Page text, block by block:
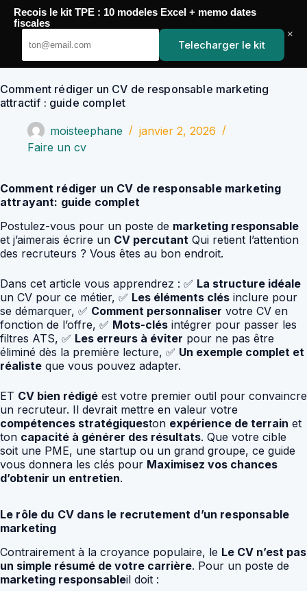
Passer
contenu
YoupiJobs
Comment rédiger un CV de responsable marketing
attractif : guide complet
moisteephane
janvier 2, 2026
Faire un cv
Comment rédiger un CV de responsable marketing
attrayant: guide complet
Postulez-vous pour un poste de marketing responsable
et j’aimerais écrire un CV percutant Qui retient l’attention
des recruteurs ? Vous êtes au bon endroit.
Dans cet article vous apprendrez : ✅ La structure idéale
un CV pour ce métier, ✅ Les éléments clés inclure pour
se démarquer, ✅ Comment personnaliser votre CV en
fonction de l’offre, ✅ Mots-clés intégrer pour passer les
filtres ATS, ✅ Les erreurs à éviter pour ne pas être
éliminé dès la première lecture, ✅ Un exemple complet et
réaliste que vous pouvez adapter.
ET CV bien rédigé est votre premier outil pour convaincre
un recruteur. Il devrait mettre en valeur votre
compétences stratégiqueston expérience de terrain et
ton capacité à générer des résultats. Que votre cible
soit une PME, une startup ou un grand groupe, ce guide
vous donnera les clés pour Maximisez vos chances
d’obtenir un entretien.
Le rôle du CV dans le recrutement d’un responsable
marketing
Contrairement à la croyance populaire, le Le CV n’est pas
un simple résumé de votre carrière. Pour un poste de
marketing responsableil doit :
Recois le kit TPE : 10 modeles Excel + memo dates
fiscales
Telecharger le kit
×